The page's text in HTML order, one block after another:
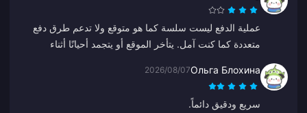
عملية الدفع ليست سلسة كما هو متوقع ولا تدعم طرق دفع
متعددة كما كنت آمل. يتأخر الموقع أو يتجمد أحيانًا أثناء
الواضح متى يتم معالجة المدفوعات. إذا تم إصلاح هذه
المشكلات، فسيكون أكثر موثوقية بكثير.
Ольга Блохина
2026/08/07
سريع ودقيق دائماً.